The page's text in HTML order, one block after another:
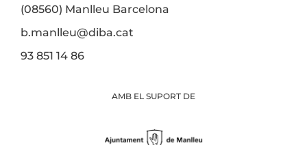
(08560) Manlleu Barcelona
b.manlleu@diba.cat
93 851 14 86
AMB EL SUPORT DE